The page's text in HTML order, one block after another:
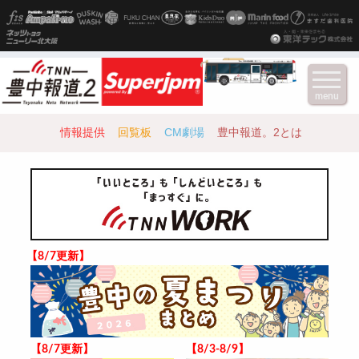
情報提供 回覧板 CM劇場 豊中報道。2とは
【8/7更新】
【8/7更新】 【8/3-8/9】
menu